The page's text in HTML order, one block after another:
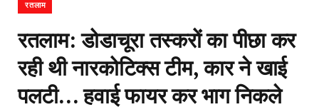
रतलाम
रतलाम: डोडाचूरा तस्करों का पीछा कर
रही थी नारकोटिक्स टीम, कार ने खाई
पलटी… हवाई फायर कर भाग निकले